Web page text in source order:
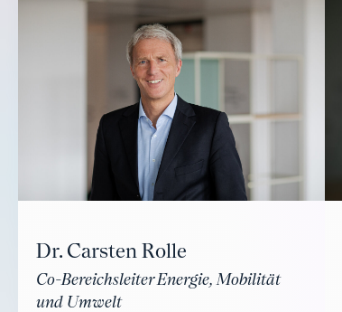
Dr. Carsten Rolle
Co-Bereichsleiter Energie, Mobilität
und Umwelt